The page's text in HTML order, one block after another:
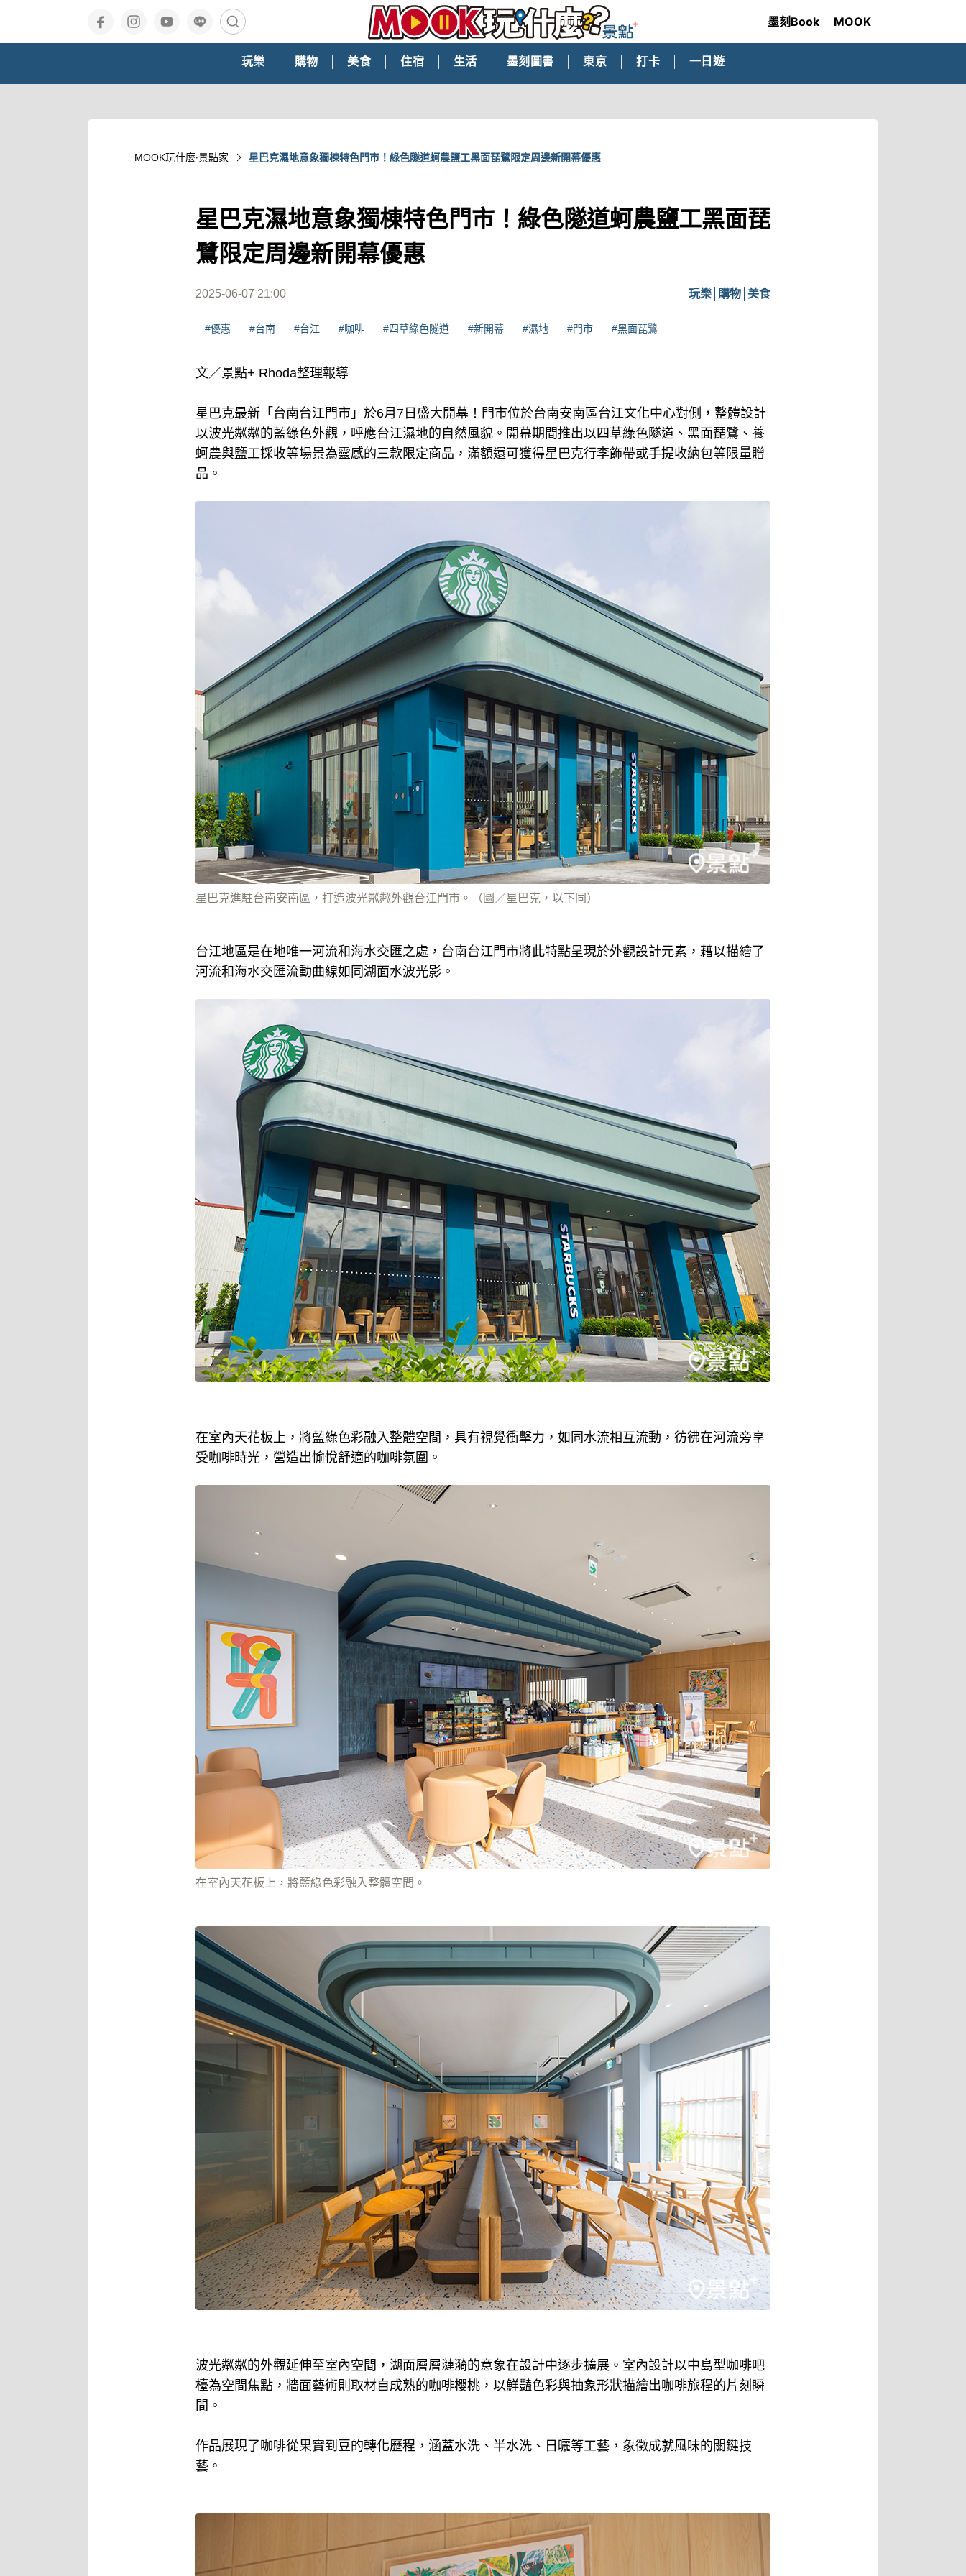
墨刻Book MOOK
玩樂 購物 美食 住宿 生活 墨刻圖書 東京 打卡 一日遊
MOOK玩什麼‧景點家 星巴克濕地意象獨棟特色門市！綠色隧道蚵農鹽工黑面琵鷺限定周邊新開幕優惠
星巴克濕地意象獨棟特色門市！綠色隧道蚵農鹽工黑面琵
鷺限定周邊新開幕優惠
2025-06-07 21:00 玩樂 購物 美食
#優惠 #台南 #台江 #咖啡 #四草綠色隧道 #新開幕 #濕地 #門市 #黑面琵鷺
文／景點+ Rhoda整理報導
星巴克最新「台南台江門市」於6月7日盛大開幕！門市位於台南安南區台江文化中心對側，整體設計
以波光粼粼的藍綠色外觀，呼應台江濕地的自然風貌。開幕期間推出以四草綠色隧道、黑面琵鷺、養
蚵農與鹽工採收等場景為靈感的三款限定商品，滿額還可獲得星巴克行李飾帶或手提收納包等限量贈
品。
星巴克進駐台南安南區，打造波光粼粼外觀台江門市。（圖／星巴克，以下同）
台江地區是在地唯一河流和海水交匯之處，台南台江門市將此特點呈現於外觀設計元素，藉以描繪了
河流和海水交匯流動曲線如同湖面水波光影。
在室內天花板上，將藍綠色彩融入整體空間，具有視覺衝擊力，如同水流相互流動，彷彿在河流旁享
受咖啡時光，營造出愉悅舒適的咖啡氛圍。
在室內天花板上，將藍綠色彩融入整體空間。
波光粼粼的外觀延伸至室內空間，湖面層層漣漪的意象在設計中逐步擴展。室內設計以中島型咖啡吧
檯為空間焦點，牆面藝術則取材自成熟的咖啡櫻桃，以鮮豔色彩與抽象形狀描繪出咖啡旅程的片刻瞬
間。
作品展現了咖啡從果實到豆的轉化歷程，涵蓋水洗、半水洗、日曬等工藝，象徵成就風味的關鍵技
藝。